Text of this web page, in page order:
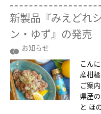
新製品『みえどれ
ン・ゆず』の発売
お知らせ
こん
産柑
ご案
県産
と ほ